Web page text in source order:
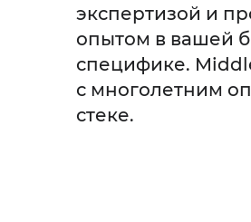
экспертизой и
опытом в вашей
специфике.
с многолетним
стеке.